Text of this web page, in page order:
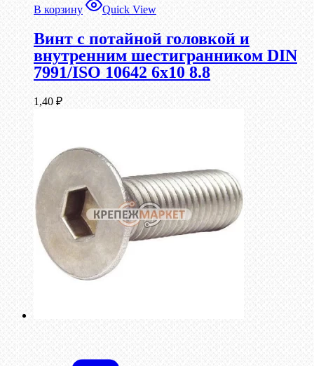
В корзину Quick View
Винт с потайной головкой и
внутренним шестигранником DIN
7991/ISO 10642 6х10 8.8
1,40 ₽